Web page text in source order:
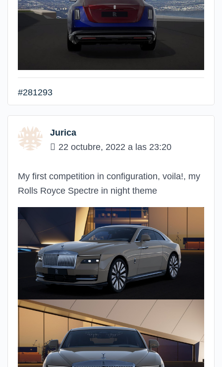
#281293
Jurica
22 octubre, 2022 a las 23:20
My first competition in configuration, voila!, my
Rolls Royce Spectre in night theme